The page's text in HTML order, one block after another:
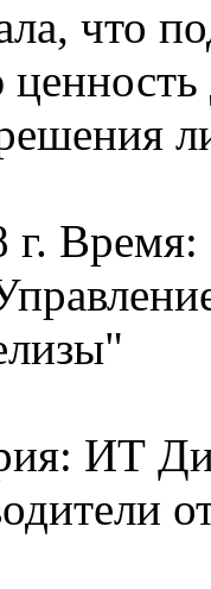
что
г.
ИТ